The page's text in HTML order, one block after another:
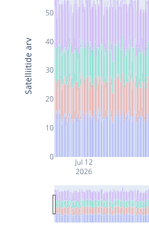
Jul 12
2026
0
10
20
30
40
50
Satelliitide arv